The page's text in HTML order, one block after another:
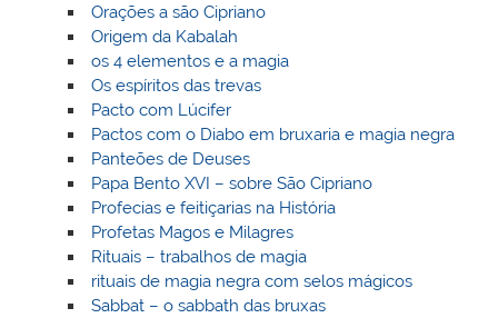
Orações a são Cipriano
Origem da Kabalah
os 4 elementos e a magia
Os espíritos das trevas
Pacto com Lúcifer
Pactos com o Diabo em bruxaria e magia negra
Panteões de Deuses
Papa Bento XVI – sobre São Cipriano
Profecias e feitiçarias na História
Profetas Magos e Milagres
Rituais – trabalhos de magia
rituais de magia negra com selos mágicos
Sabbat – o sabbath das bruxas